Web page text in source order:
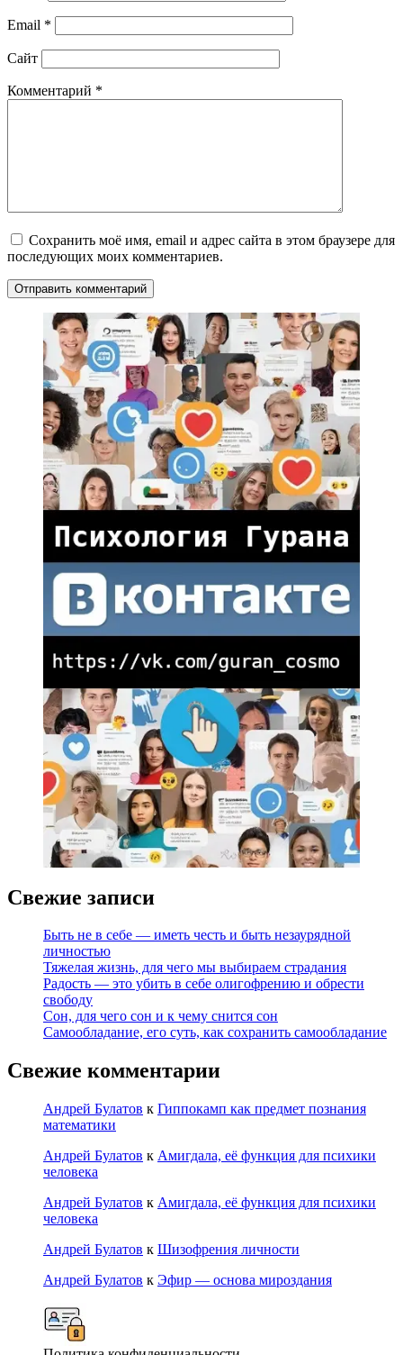
Email *
Сайт
Комментарий *
Сохранить моё имя, email и адрес сайта в этом браузере для
последующих моих комментариев.
Свежие записи
Быть не в себе — иметь честь и быть незаурядной
личностью
Тяжелая жизнь, для чего мы выбираем страдания
Радость — это убить в себе олигофрению и обрести
свободу
Сон, для чего сон и к чему снится сон
Самообладание, его суть, как сохранить самообладание
Свежие комментарии
Андрей Булатов к Гиппокамп как предмет познания
математики
Андрей Булатов к Амигдала, её функция для психики
человека
Андрей Булатов к Амигдала, её функция для психики
человека
Андрей Булатов к Шизофрения личности
Андрей Булатов к Эфир — основа мироздания